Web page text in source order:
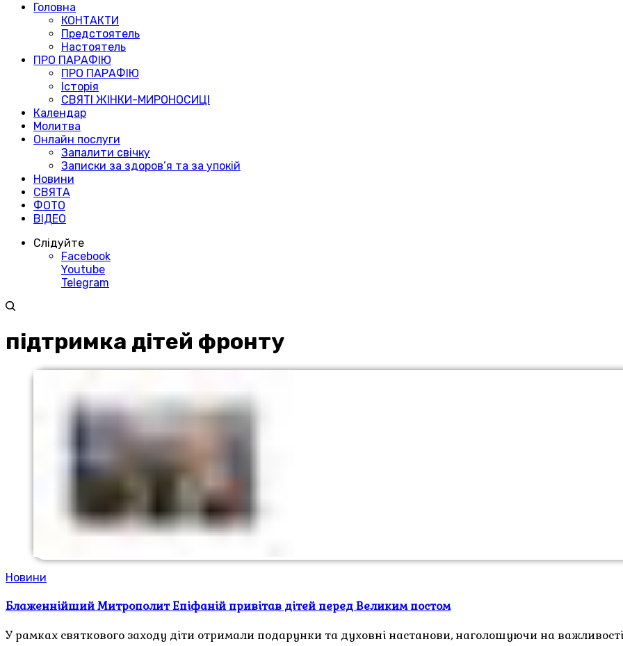
Головна
КОНТАКТИ
Предстоятель
Настоятель
ПРО ПАРАФІЮ
ПРО ПАРАФІЮ
Історія
СВЯТІ ЖІНКИ-МИРОНОСИЦІ
Календар
Молитва
Онлайн послуги
Запалити свічку
Записки за здоров’я та за упокій
Новини
СВЯТА
ФОТО
ВІДЕО
Слідуйте
Facebook
Youtube
Telegram
підтримка дітей фронту
Новини
Блаженнійший Митрополит Епіфаній привітав дітей перед Великим постом
У рамках святкового заходу діти отримали подарунки та духовні настанови, наголошуючи на